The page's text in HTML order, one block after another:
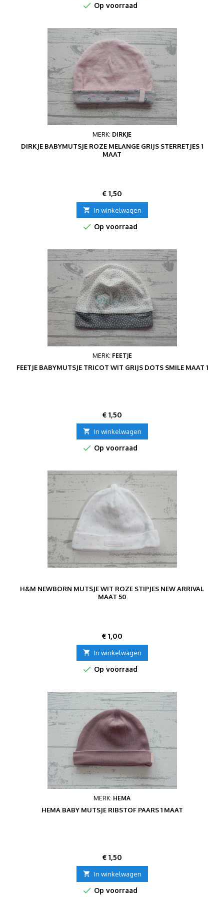
 Op voorraad
MERK: DIRKJE
DIRKJE BABYMUTSJE ROZE MELANGE GRIJS STERRETJES 1
MAAT
Prijs
€ 1,50
 In winkelwagen
 Op voorraad
MERK: FEETJE
FEETJE BABYMUTSJE TRICOT WIT GRIJS DOTS SMILE MAAT 1
Prijs
€ 1,50
 In winkelwagen
 Op voorraad
H&M NEWBORN MUTSJE WIT ROZE STIPJES NEW ARRIVAL
MAAT 50
Prijs
€ 1,00
 In winkelwagen
 Op voorraad
MERK: HEMA
HEMA BABY MUTSJE RIBSTOF PAARS 1 MAAT
Prijs
€ 1,50
 In winkelwagen
 Op voorraad